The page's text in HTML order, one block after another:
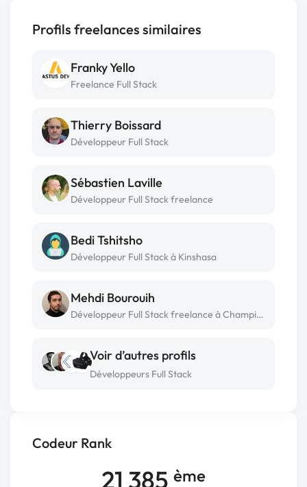
Codeur Rank
21 385 ème
Profils freelances similaires
Franky Yello
Freelance Full Stack
Thierry Boissard
Développeur Full Stack
Sébastien Laville
Développeur Full Stack freelance
Bedi Tshitsho
Développeur Full Stack à Kinshasa
Mehdi Bourouih
Développeur Full Stack freelance à Champigny-sur-marne
Voir d’autres profils
Développeurs Full Stack